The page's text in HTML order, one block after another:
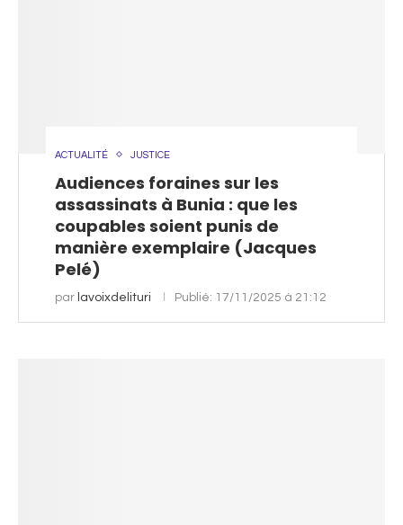
ACTUALITÉ JUSTICE
Audiences foraines sur les
assassinats à Bunia : que les
coupables soient punis de
manière exemplaire (Jacques
Pelé)
par lavoixdelituri Publié: 17/11/2025 à 21:12